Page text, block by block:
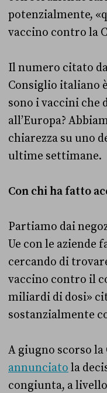
potenzialmente,
vaccino contro la
Il numero citato
Consiglio italiano
sono i vaccini che
all’Europa?
chiarezza su uno
ultime settimane.
Con chi ha fatto
Partiamo dai
Ue con le aziende
cercando di
vaccino contro il
miliardi di dosi»
sostanzialmente
A giugno scorso la
annunciato la
congiunta, a